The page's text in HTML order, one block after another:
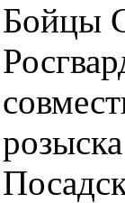
Бойцы